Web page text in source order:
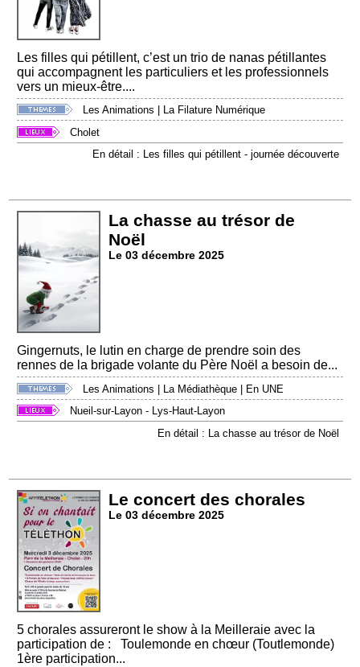
Les filles qui pétillent, c’est un trio de nanas pétillantes
qui accompagnent les particuliers et les professionnels
vers un mieux-être....
Les Animations
La Filature Numérique
Cholet
En détail : Les filles qui pétillent - journée découverte
La chasse au trésor de
Noël
Le 03 décembre 2025
Gingernuts, le lutin en charge de prendre soin des
rennes de la brigade volante du Père Noël a besoin de...
Les Animations La Médiathèque
En UNE
Nueil-sur-Layon - Lys-Haut-Layon
En détail : La chasse au trésor de Noël
Le concert des chorales
Le 03 décembre 2025
5 chorales assureront le show à la Meilleraie avec la
participation de : Toulemonde en chœur (Toutlemonde)
1ère participation...